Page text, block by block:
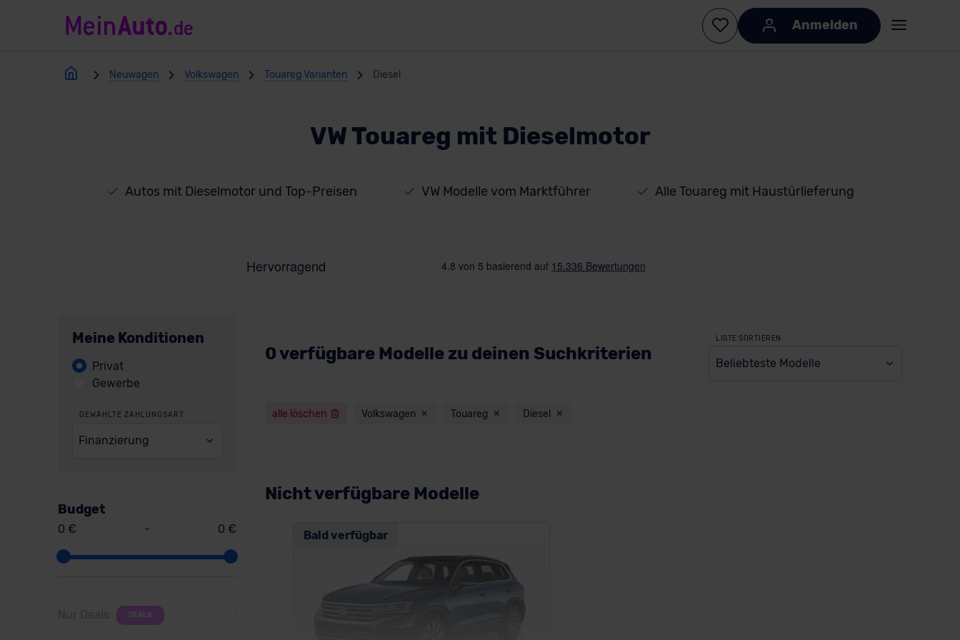
Anmelden
Neuwagen Volkswagen Touareg Varianten Diesel
VW Touareg mit Dieselmotor
Autos mit Dieselmotor und Top-Preisen VW Modelle vom Marktführer Alle Touareg mit Haustürlieferung
Meine Konditionen
Privat
Gewerbe
GEWÄHLTE ZAHLUNGSART
Finanzierung
Budget
0 € - 0 €
Nur Deals DEALS
0 verfügbare Modelle zu deinen Suchkriterien
LISTE SORTIEREN
Beliebteste Modelle
alle löschen Volkswagen Touareg Diesel
Nicht verfügbare Modelle
Bald verfügbar